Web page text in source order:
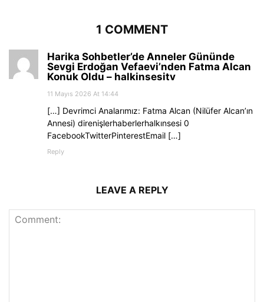
1 COMMENT
Harika Sohbetler’de Anneler Gününde
Sevgi Erdoğan Vefaevi’nden Fatma Alcan
Konuk Oldu – halkinsesitv
11 Mayıs 2026 At 14:44
[…] Devrimci Analarımız: Fatma Alcan (Nilüfer Alcan’ın
Annesi) direnişlerhaberlerhalkınsesi 0
FacebookTwitterPinterestEmail […]
Reply
LEAVE A REPLY